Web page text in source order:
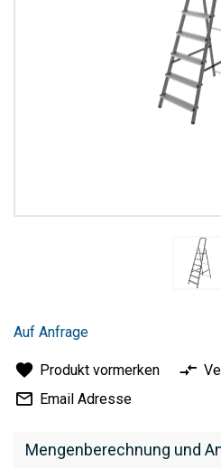
Anfang
Bildergalerie
Mengenberechnung und
Auf Anfrage
Produkt vormerken
Email Adresse